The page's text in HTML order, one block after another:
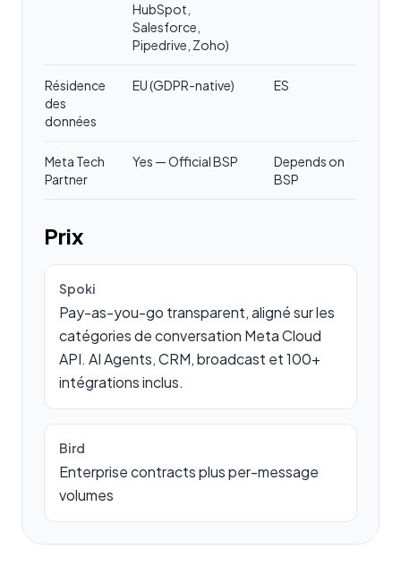
HubSpot,
Salesforce,
Pipedrive, Zoho)
Résidence
des
données
EU (GDPR-native) ES
Meta Tech
Partner
Yes — Official BSP
Depends on
BSP
Prix
Spoki
Pay-as-you-go transparent, aligné sur les
catégories de conversation Meta Cloud
API. AI Agents, CRM, broadcast et 100+
intégrations inclus.
Bird
Enterprise contracts plus per-message
volumes